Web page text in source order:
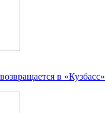
в «Кузбасс»